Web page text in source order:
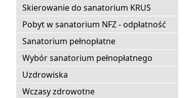
Skierowanie do sanatorium KRUS
Pobyt w sanatorium NFZ - odpłatność
Sanatorium pełnopłatne
Wybór sanatorium pełnopłatnego
Uzdrowiska
Wczasy zdrowotne